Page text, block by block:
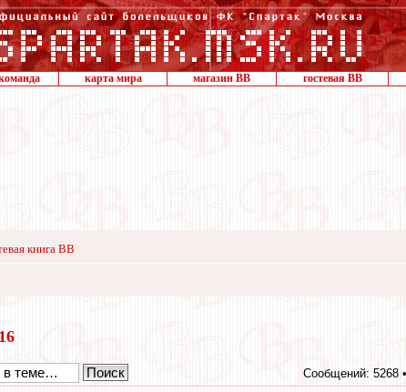
карта мира магазин ВВ гостевая ВВ
книга ВВ
Сообщений: 5268 •